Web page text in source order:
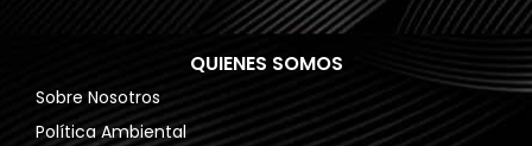
QUIENES SOMOS
Sobre Nosotros
Política Ambiental